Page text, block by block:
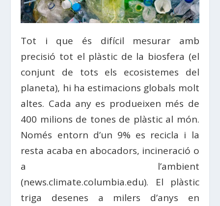
Tot i que és difícil mesurar amb
precisió tot el plàstic de la biosfera (el
conjunt de tots els ecosistemes del
planeta), hi ha estimacions globals molt
altes. Cada any es produeixen més de
400 milions de tones de plàstic al món.
Només entorn d’un 9% es recicla i la
resta acaba en abocadors, incineració o
a l’ambient
(news.climate.columbia.edu). El plàstic
triga desenes a milers d’anys en